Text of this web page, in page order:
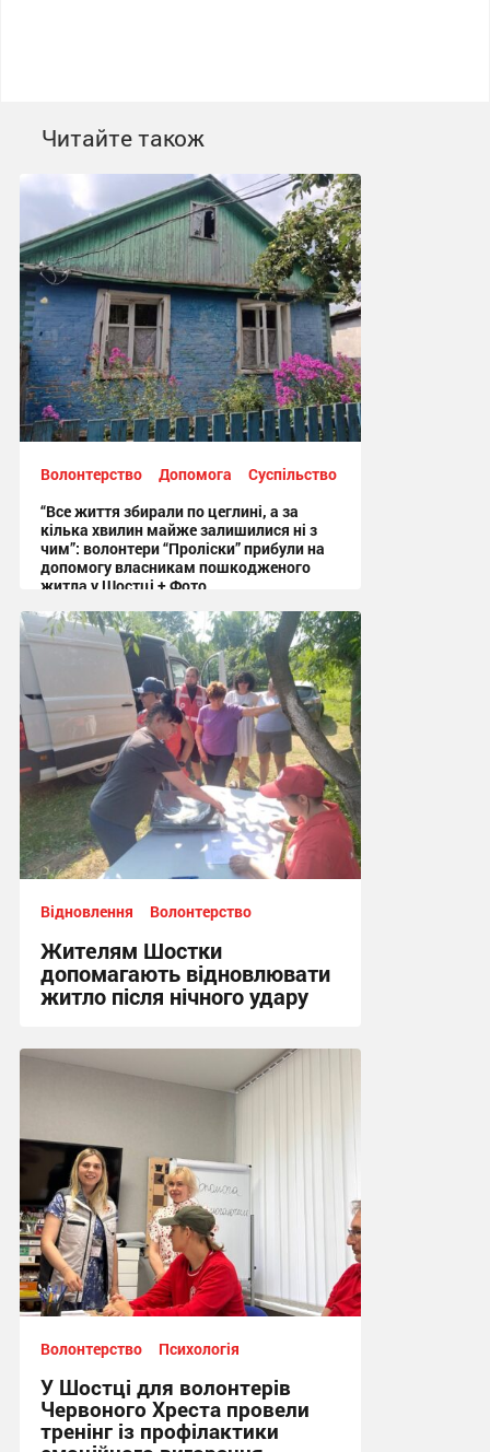
Читайте також
Волонтерство Допомога
Суспільство
“Все життя збирали по цеглині, а за
кілька хвилин майже залишилися ні з
чим”: волонтери “Проліски” прибули на
допомогу власникам пошкодженого
житла у Шостці + Фото
09:54, 6.08.2026
Відновлення Волонтерство
Жителям Шостки
допомагають відновлювати
житло після нічного удару
16:17, 5.08.2026
Волонтерство Психологія
У Шостці для волонтерів
Червоного Хреста провели
тренінг із профілактики